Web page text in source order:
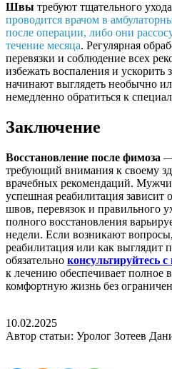
Швы требуют тщательного
проводится врачом в
после операции, либо они
течение месяца. Регулярная
перевязки и соблюдение всех
избежать воспаления и
начинают выглядеть необычно
немедленно обратиться к
Заключение
Восстановление после фимоза —
требующий внимания к своему
врачебных рекомендаций.
успешная реабилитация зависит
швов, перевязок и правильного
полного восстановления
недели. Если возникают
реабилитация или как выглядит
обязательно консультируйтесь
к лечению обеспечивает полное
комфортную жизнь без
10.02.2025
Автор статьи: Уролог Зотеев